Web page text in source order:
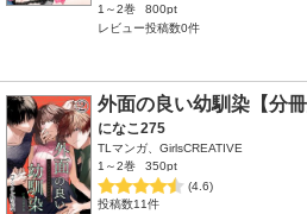
1～2巻
800pt
レビュー投稿数0件
外面の良い幼馴染【分冊
になこ275
TLマンガ、GirlsCREATIVE
1～2巻
350pt
(4.6)
投稿数11件